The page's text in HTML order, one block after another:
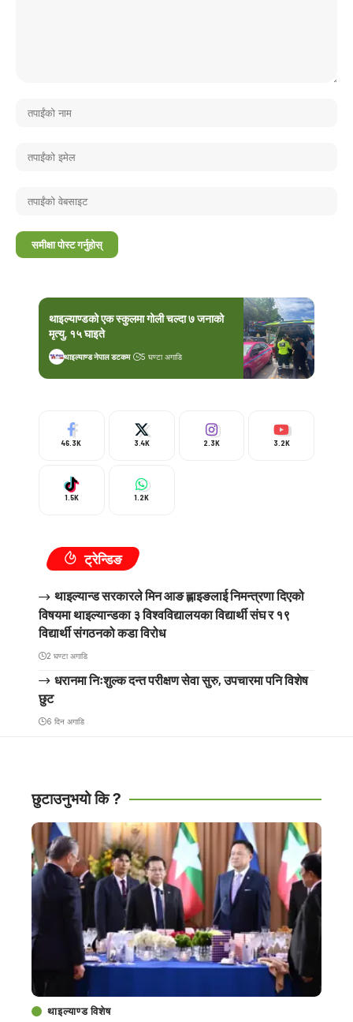
थाइल्याण्डको एक स्कुलमा गोली चल्दा ७ जनाको
मृत्यु, १५ घाइते
थाइल्याण्ड नेपाल डटकम 5 घण्टा अगाडि
46.3K 3.4K 2.3K 3.2K
1.5K 1.2K
ट्रेन्डिङ
थाइल्यान्ड सरकारले मिन आङ ह्लाइङलाई निमन्त्रणा दिएको
विषयमा थाइल्यान्डका ३ विश्वविद्यालयका विद्यार्थी संघ र १९
विद्यार्थी संगठनको कडा विरोध
2 घण्टा अगाडि
धरानमा निःशुल्क दन्त परीक्षण सेवा सुरु, उपचारमा पनि विशेष
छुट
6 दिन अगाडि
छुटाउनुभयो कि ?
थाइल्याण्ड विशेष